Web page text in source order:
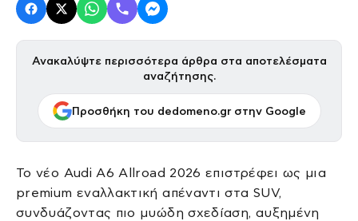
Ανακαλύψτε περισσότερα άρθρα στα αποτελέσματα
αναζήτησης.
Προσθήκη του dedomeno.gr στην Google
Το νέο Audi A6 Allroad 2026 επιστρέφει ως μια
premium εναλλακτική απέναντι στα SUV,
συνδυάζοντας πιο μυώδη σχεδίαση, αυξημένη